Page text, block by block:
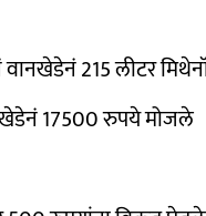
वानखेडेनं 215 लीटर
17500 रुपये मोजले